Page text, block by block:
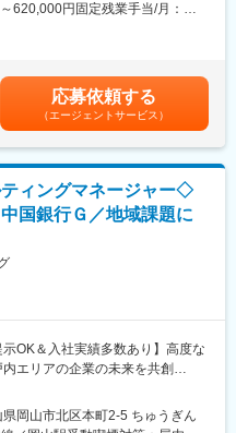
やプロジェクトの議事録作成
＞
対応など
620,000円固定残業手当/月：
であり、選考を通じて上下する
は30時間/月分の固定残業代を含
：年2回ご本人のパフォーマンス
。賃金はあくまでも目安の金額
能性があります。月給(月額)は固
応募依頼する
（エージェントサービス）
ティングマネージャー◇
国銀行Ｇ／地域課題に
示OK＆入社実績多数あり】高度な
エリアの企業の未来を共創
岡山市北区本町2-5 ちゅうぎん